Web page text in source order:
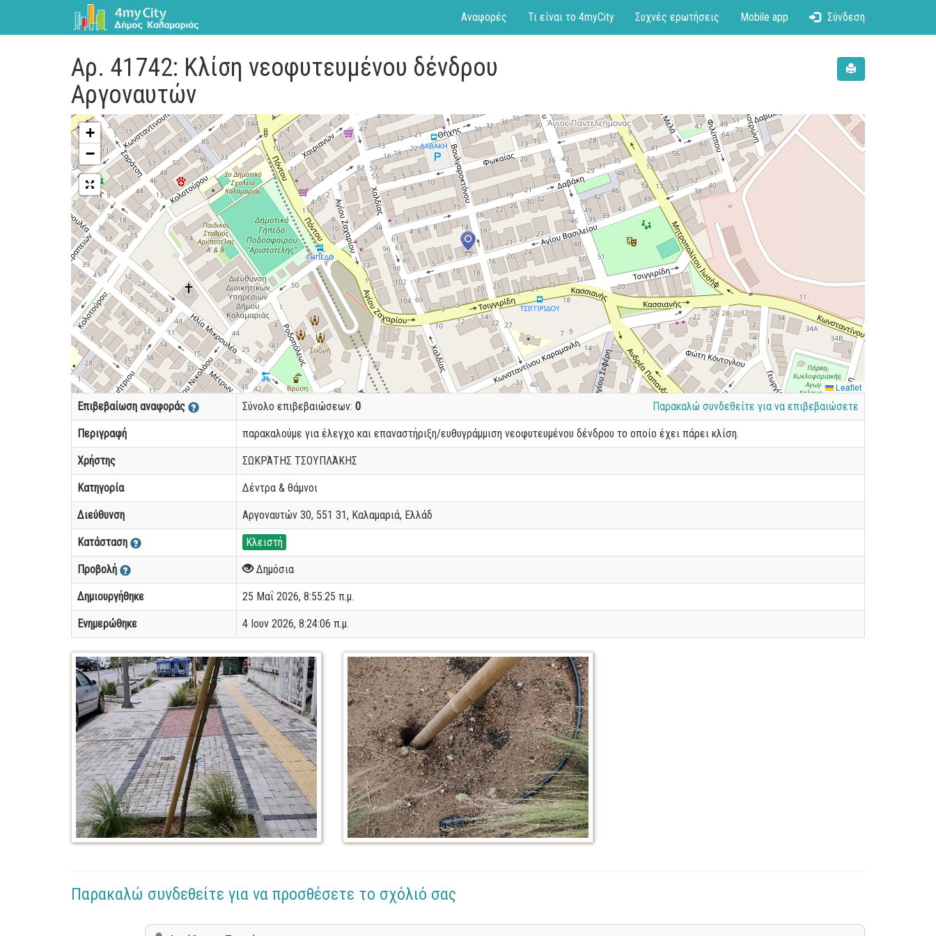
Αναφορές Τι είναι το 4myCity Συχνές ερωτήσεις Mobile app Σύνδεση
Αρ. 41742: Κλίση νεοφυτευμένου δένδρου
Αργοναυτών
+
−
Leaflet
Επιβεβαίωση αναφοράς Σύνολο επιβεβαιώσεων: 0 Παρακαλώ συνδεθείτε για να επιβεβαιώσετε
Περιγραφή παρακαλούμε για έλεγχο και επαναστήριξη/ευθυγράμμιση νεοφυτευμένου δένδρου το οποίο έχει πάρει κλίση.
Χρήστης ΣΩΚΡΆΤΗΣ ΤΣΟΥΠΛΆΚΗΣ
Κατηγορία Δέντρα & θάμνοι
Διεύθυνση Αργοναυτών 30, 551 31, Καλαμαριά, Ελλάδ
Κατάσταση Κλειστή
Προβολή Δημόσια
Δημιουργήθηκε 25 Μαΐ 2026, 8:55:25 π.μ.
Ενημερώθηκε 4 Ιουν 2026, 8:24:06 π.μ.
Παρακαλώ συνδεθείτε για να προσθέσετε το σχόλιό σας